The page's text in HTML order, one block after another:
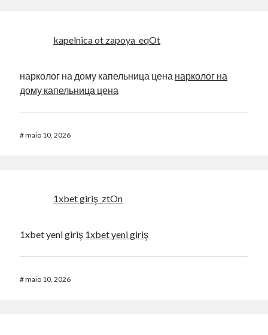
kapelnica ot zapoya_eqOt
нарколог на дому капельница цена нарколог на
дому капельница цена
#maio 10, 2026
1xbet giriş_ztOn
1xbet yeni giriş 1xbet yeni giriş
#maio 10, 2026